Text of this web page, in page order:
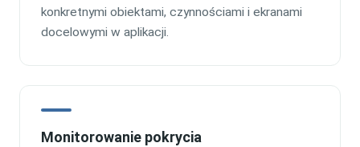
konkretnymi obiektami, czynnościami i ekranami
docelowymi w aplikacji.
Monitorowanie pokrycia